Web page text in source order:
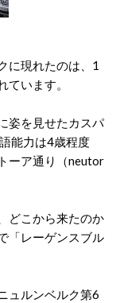
に現れたのは、1
います。
姿を見せたカスパ
能力は4歳程度
ーア通り（neutor
どこから来たのか
「レーゲンスブル
ュルンベルク第6